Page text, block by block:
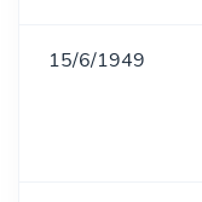
15/6/1949